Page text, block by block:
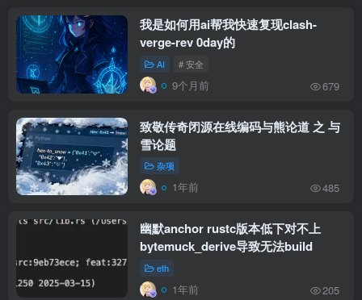
我是如何用ai帮我快速复现clash-
verge-rev 0day的
AI # 安全
9个月前 679
致敬传奇闭源在线编码与熊论道 之 与
雪论题
杂项
1年前 485
幽默anchor rustc版本低下对不上
bytemuck_derive导致无法build
eth
1年前 205